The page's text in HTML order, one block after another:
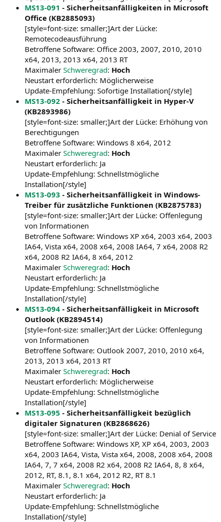
MS13-091 - Sicherheitsanfälligkeiten in Microsoft
Office (KB2885093)
[style=font-size: smaller;]Art der Lücke:
Remotecodeausführung
Betroffene Software: Office 2003, 2007, 2010, 2010
x64, 2013, 2013 x64, 2013 RT
Maximaler Schweregrad: Hoch
Neustart erforderlich: Möglicherweise
Update-Empfehlung: Sofortige Installation[/style]
MS13-092 - Sicherheitsanfälligkeit in Hyper-V
(KB2893986)
[style=font-size: smaller;]Art der Lücke: Erhöhung von
Berechtigungen
Betroffene Software: Windows 8 x64, 2012
Maximaler Schweregrad: Hoch
Neustart erforderlich: Ja
Update-Empfehlung: Schnellstmögliche
Installation[/style]
MS13-093 - Sicherheitsanfälligkeit in Windows-
Treiber für zusätzliche Funktionen (KB2875783)
[style=font-size: smaller;]Art der Lücke: Offenlegung
von Informationen
Betroffene Software: Windows XP x64, 2003 x64, 2003
IA64, Vista x64, 2008 x64, 2008 IA64, 7 x64, 2008 R2
x64, 2008 R2 IA64, 8 x64, 2012
Maximaler Schweregrad: Hoch
Neustart erforderlich: Ja
Update-Empfehlung: Schnellstmögliche
Installation[/style]
MS13-094 - Sicherheitsanfälligkeit in Microsoft
Outlook (KB2894514)
[style=font-size: smaller;]Art der Lücke: Offenlegung
von Informationen
Betroffene Software: Outlook 2007, 2010, 2010 x64,
2013, 2013 x64, 2013 RT
Maximaler Schweregrad: Hoch
Neustart erforderlich: Möglicherweise
Update-Empfehlung: Schnellstmögliche
Installation[/style]
MS13-095 - Sicherheitsanfälligkeit bezüglich
digitaler Signaturen (KB2868626)
[style=font-size: smaller;]Art der Lücke: Denial of Service
Betroffene Software: Windows XP, XP x64, 2003, 2003
x64, 2003 IA64, Vista, Vista x64, 2008, 2008 x64, 2008
IA64, 7, 7 x64, 2008 R2 x64, 2008 R2 IA64, 8, 8 x64,
2012, RT, 8.1, 8.1 x64, 2012 R2, RT 8.1
Maximaler Schweregrad: Hoch
Neustart erforderlich: Ja
Update-Empfehlung: Schnellstmögliche
Installation[/style]